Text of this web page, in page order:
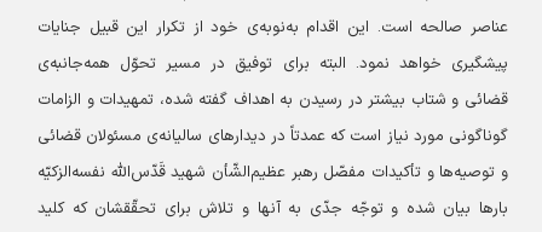
عناصر صالحه است. این اقدام به‌نوبه‌ی خود از تکرار این قبیل جنایات
پیشگیری خواهد نمود.البته برای توفیق در مسیر تحوّل همه‌جانبه‌ی
قضائی و شتاب بیشتر در رسیدن به اهداف گفته شده، تمهیدات و الزامات
گوناگونی مورد نیاز است که عمدتاً در دیدارهای سالیانه‌ی مسئولان قضائی
و توصیه‌ها و تأکیدات مفصّل رهبر عظیم‌الشّأن شهید قَدّس‌الله نفسه‌الزکیّه
بارها بیان شده و توجّه جدّی به آنها و تلاش برای تحقّقشان که کلید